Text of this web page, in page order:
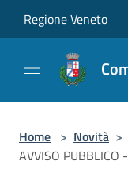
Regione Veneto
Home > Novità >
AVVISO